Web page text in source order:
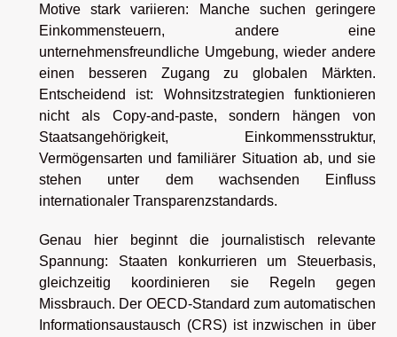
Motive stark variieren: Manche suchen geringere
Einkommensteuern, andere eine
unternehmensfreundliche Umgebung, wieder andere
einen besseren Zugang zu globalen Märkten.
Entscheidend ist: Wohnsitzstrategien funktionieren
nicht als Copy-and-paste, sondern hängen von
Staatsangehörigkeit, Einkommensstruktur,
Vermögensarten und familiärer Situation ab, und sie
stehen unter dem wachsenden Einfluss
internationaler Transparenzstandards.
Genau hier beginnt die journalistisch relevante
Spannung: Staaten konkurrieren um Steuerbasis,
gleichzeitig koordinieren sie Regeln gegen
Missbrauch. Der OECD-Standard zum automatischen
Informationsaustausch (CRS) ist inzwischen in über